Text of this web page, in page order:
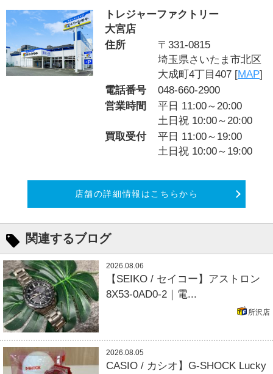
トレジャーファクトリー
大宮店
住所
〒331-0815
埼玉県さいたま市北区
大成町4丁目407 [MAP]
電話番号
048-660-2900
営業時間
平日 11:00～20:00
土日祝 10:00～20:00
買取受付
平日 11:00～19:00
土日祝 10:00～19:00
店舗の詳細情報はこちらから
関連するブログ
2026.08.06
【SEIKO / セイコー】アストロン
8X53-0AD0-2｜電...
所沢店
2026.08.05
CASIO / カシオ】G-SHOCK Lucky